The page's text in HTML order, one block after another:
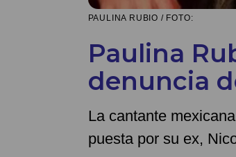
PAULINA RUBIO / FOTO:
Paulina
denuncia
La cantante
puesta por su ex,